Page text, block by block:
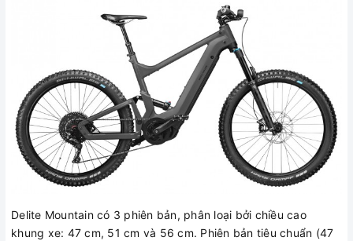
Delite Mountain có 3 phiên bản, phân loại bởi chiều cao
khung xe: 47 cm, 51 cm và 56 cm. Phiên bản tiêu chuẩn (47